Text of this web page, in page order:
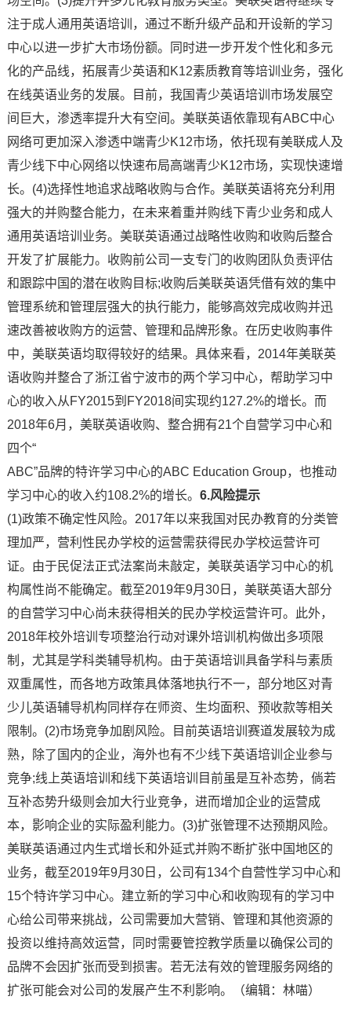
注于成人通用英语培训，通过不断升级产品和开设新的学习
中心以进一步扩大市场份额。同时进一步开发个性化和多元
化的产品线，拓展青少英语和K12素质教育等培训业务，强化
在线英语业务的发展。目前，我国青少英语培训市场发展空
间巨大，渗透率提升大有空间。美联英语依靠现有ABC中心
网络可更加深入渗透中端青少K12市场，依托现有美联成人及
青少线下中心网络以快速布局高端青少K12市场，实现快速增
长。(4)选择性地追求战略收购与合作。美联英语将充分利用
强大的并购整合能力，在未来着重并购线下青少业务和成人
通用英语培训业务。美联英语通过战略性收购和收购后整合
开发了扩展能力。收购前公司一支专门的收购团队负责评估
和跟踪中国的潜在收购目标;收购后美联英语凭借有效的集中
管理系统和管理层强大的执行能力，能够高效完成收购并迅
速改善被收购方的运营、管理和品牌形象。在历史收购事件
中，美联英语均取得较好的结果。具体来看，2014年美联英
语收购并整合了浙江省宁波市的两个学习中心，帮助学习中
心的收入从FY2015到FY2018间实现约127.2%的增长。而
2018年6月，美联英语收购、整合拥有21个自营学习中心和
四个“
ABC”品牌的特许学习中心的ABC Education Group，也推动
学习中心的收入约108.2%的增长。 6.风险提示
(1)政策不确定性风险。2017年以来我国对民办教育的分类管
理加严，营利性民办学校的运营需获得民办学校运营许可
证。由于民促法正式法案尚未敲定，美联英语学习中心的机
构属性尚不能确定。截至2019年9月30日，美联英语大部分
的自营学习中心尚未获得相关的民办学校运营许可。此外，
2018年校外培训专项整治行动对课外培训机构做出多项限
制，尤其是学科类辅导机构。由于英语培训具备学科与素质
双重属性，而各地方政策具体落地执行不一，部分地区对青
少儿英语辅导机构同样存在师资、生均面积、预收款等相关
限制。(2)市场竞争加剧风险。目前英语培训赛道发展较为成
熟，除了国内的企业，海外也有不少线下英语培训企业参与
竞争;线上英语培训和线下英语培训目前虽是互补态势，倘若
互补态势升级则会加大行业竞争，进而增加企业的运营成
本，影响企业的实际盈利能力。(3)扩张管理不达预期风险。
美联英语通过内生式增长和外延式并购不断扩张中国地区的
业务，截至2019年9月30日，公司有134个自营性学习中心和
15个特许学习中心。建立新的学习中心和收购现有的学习中
心给公司带来挑战，公司需要加大营销、管理和其他资源的
投资以维持高效运营，同时需要管控教学质量以确保公司的
品牌不会因扩张而受到损害。若无法有效的管理服务网络的
扩张可能会对公司的发展产生不利影响。（编辑：林喵）